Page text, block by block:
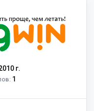
г.
1